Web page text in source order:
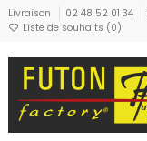
Livraison 02 48 52 01 34
Liste de souhaits (0)